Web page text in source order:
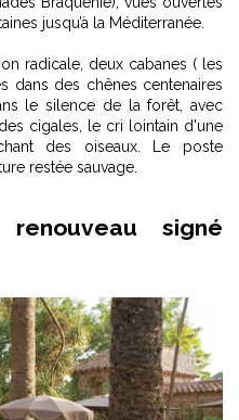
jusqu’à la Méditerranée.
radicale, deux cabanes ( les
dans des chênes centenaires
le silence de la forêt, avec
cigales, le cri lointain d'une
des oiseaux. Le poste
restée sauvage.
signé